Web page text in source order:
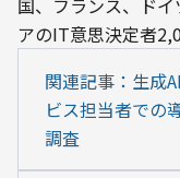
国、フランス、ド
アのIT意思決定者
関連記事：生成
ビス担当者での
調査